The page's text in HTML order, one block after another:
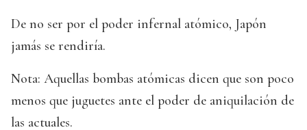
De no ser por el poder infernal atómico, Japón
jamás se rendiría.
Nota: Aquellas bombas atómicas dicen que son poco
menos que juguetes ante el poder de aniquilación de
las actuales.